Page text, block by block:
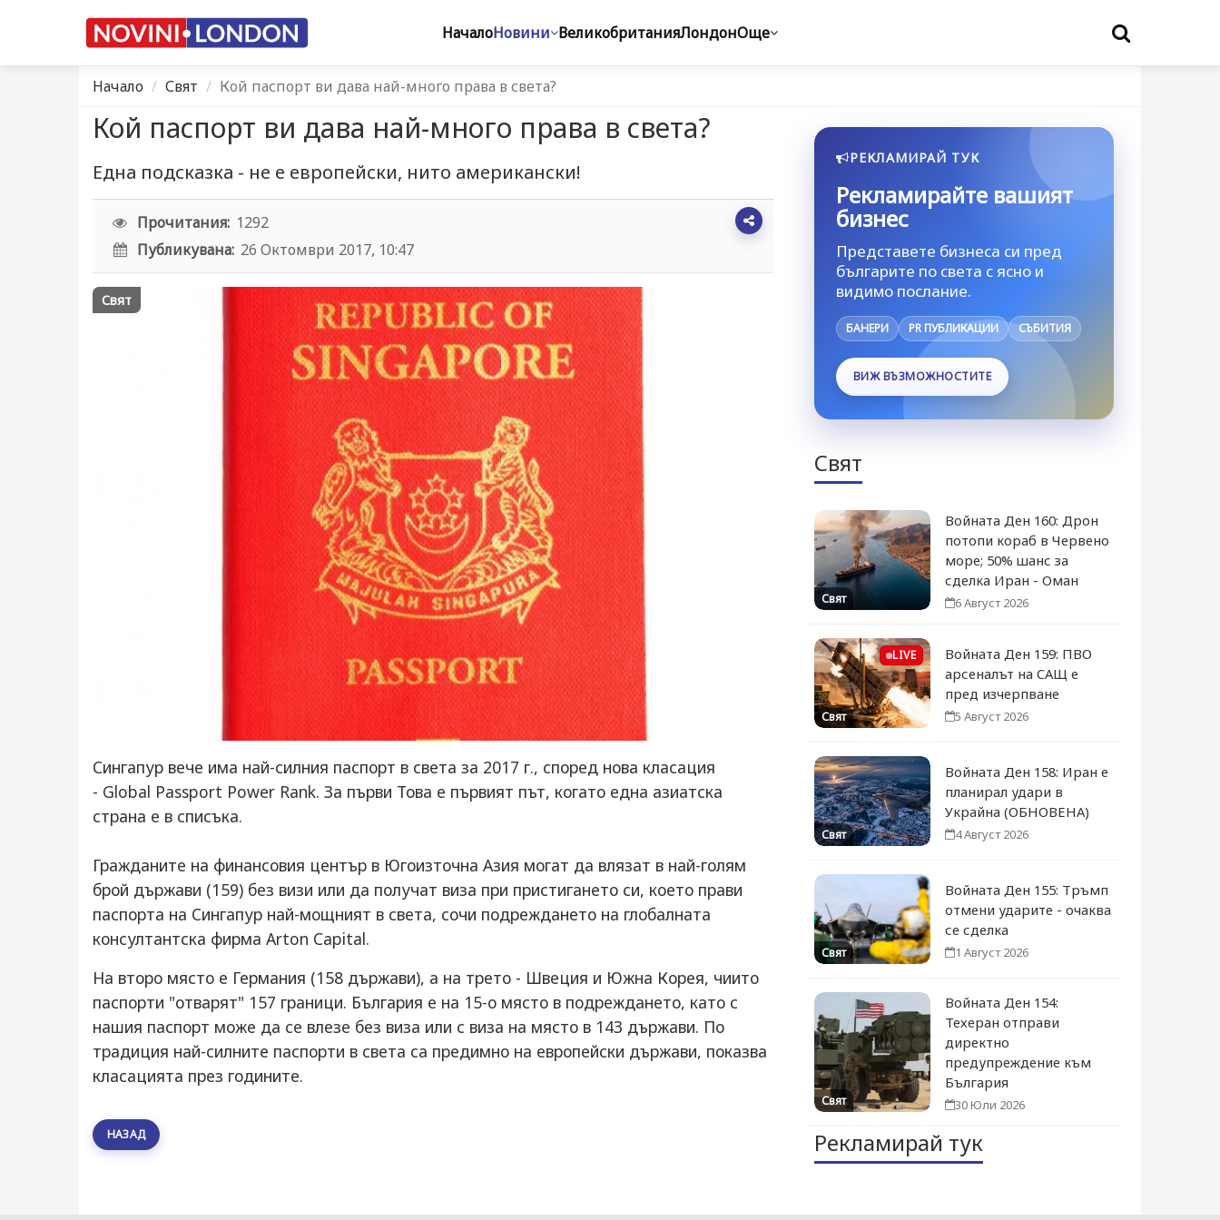
НачалоНовини ВеликобританияЛондонОще
Начало Свят Кой паспорт ви дава най-много права в света?
Кой паспорт ви дава най-много права в света?
Една подсказка - не е европейски, нито американски!
Прочитания: 1292
Публикувана: 26 Октомври 2017, 10:47
Свят
Сингапур вече има най-силния паспорт в света за 2017 г., според нова класация
- Global Passport Power Rank. За първи Това е първият път, когато една азиатска
страна е в списъка.
Гражданите на финансовия център в Югоизточна Азия могат да влязат в най-голям
брой държави (159) без визи или да получат виза при пристигането си, което прави
паспорта на Сингапур най-мощният в света, сочи подреждането на глобалната
консултантска фирма Arton Capital.
На второ място е Германия (158 държави), а на трето - Швеция и Южна Корея, чиито
паспорти "отварят" 157 граници. България е на 15-о място в подреждането, като с
нашия паспорт може да се влезе без виза или с виза на място в 143 държави. По
традиция най-силните паспорти в света са предимно на европейски държави, показва
класацията през годините.
НАЗАД
РЕКЛАМИРАЙ ТУК
Рекламирайте вашият
бизнес
Представете бизнеса си пред
българите по света с ясно и
видимо послание.
БАНЕРИ PR ПУБЛИКАЦИИ СЪБИТИЯ
ВИЖ ВЪЗМОЖНОСТИТЕ
Свят
Свят
Войната Ден 160: Дрон
потопи кораб в Червено
море; 50% шанс за
сделка Иран - Оман
6 Август 2026
LIVE
Свят
Войната Ден 159: ПВО
арсеналът на САЩ е
пред изчерпване
5 Август 2026
Свят
Войната Ден 158: Иран е
планирал удари в
Украйна (ОБНОВЕНА)
4 Август 2026
Свят
Войната Ден 155: Тръмп
отмени ударите - очаква
се сделка
1 Август 2026
Свят
Войната Ден 154:
Техеран отправи
директно
предупреждение към
България
30 Юли 2026
Рекламирай тук